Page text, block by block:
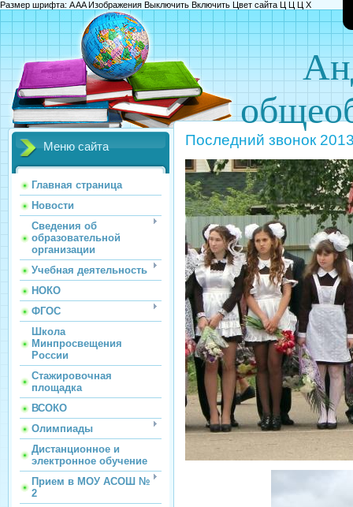
Размер шрифта: AAAИзображения Выключить Включить Цвет сайта Ц Ц Ц Х
Меню сайта
Главная страница
Новости
Сведения об
образовательной
организации
Учебная деятельность
НОКО
ФГОС
Школа
Минпросвещения
России
Стажировочная
площадка
ВСОКО
Олимпиады
Дистанционное и
электронное обучение
Прием в МОУ АСОШ №
2
Последний звонок